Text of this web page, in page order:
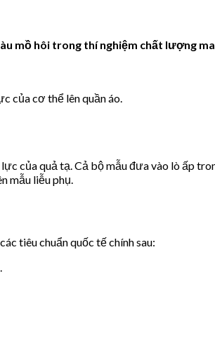
mồ hôi trong thí nghiệm chất lượng
của cơ thể lên quần áo.
của quả tạ. Cả bộ mẫu đưa vào lò ấp
mẫu liễu phụ.
tiêu chuẩn quốc tế chính sau: